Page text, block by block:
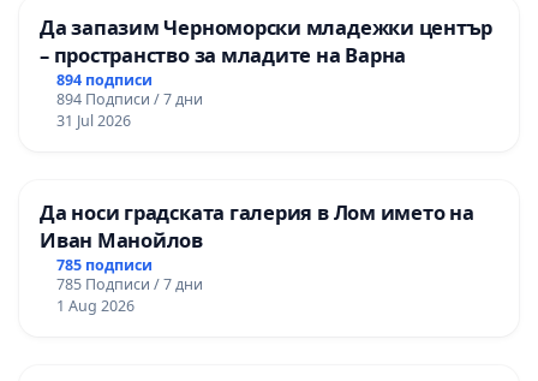
Да запазим Черноморски младежки център
– пространство за младите на Варна
894 подписи
894 Подписи / 7 дни
31 Jul 2026
Да носи градската галерия в Лом името на
Иван Манойлов
785 подписи
785 Подписи / 7 дни
1 Aug 2026